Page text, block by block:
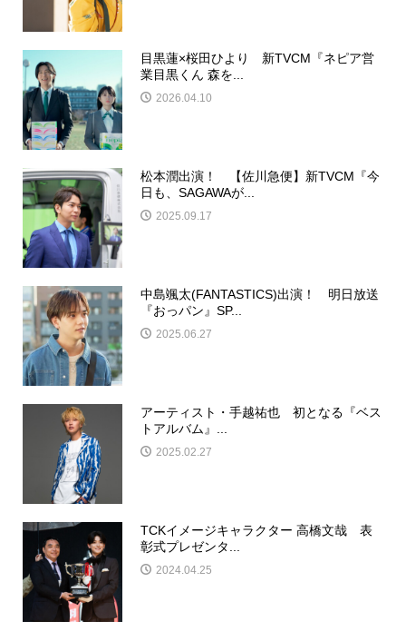
目黒蓮×桜田ひより 新TVCM『ネピア営
業目黒くん 森を...
2026.04.10
松本潤出演！ 【佐川急便】新TVCM『今
日も、SAGAWAが...
2025.09.17
中島颯太(FANTASTICS)出演！ 明日放送
『おっパン』SP...
2025.06.27
アーティスト・手越祐也 初となる『ベス
トアルバム』...
2025.02.27
TCKイメージキャラクター 高橋文哉 表
彰式プレゼンタ...
2024.04.25